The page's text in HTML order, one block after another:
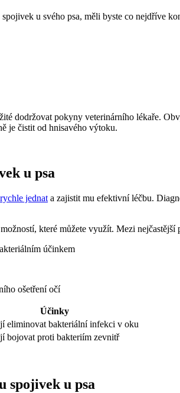
u svého psa, měli byste co nejdříve
dodržovat pokyny veterinárního lékaře.
je čistit od hnisavého výtoku.
u psa
jednat a zajistit mu efektivní léčbu.
které můžete využít. Mezi nejčastější
účinkem
ošetření očí
Účinky
eliminovat bakteriální infekci v oku
bojovat proti bakteriím zevnitř
spojivek u psa